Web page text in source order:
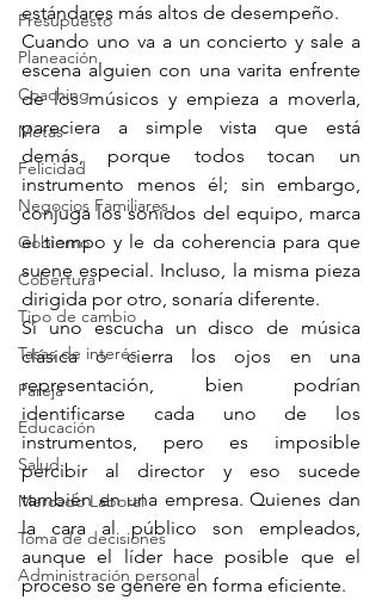
Presupuesto
Planeación
Coaching
Metas
Felicidad
Negocios Familiares
Gobierno
Cobertura
Tipo de cambio
Tasas de interés
Pareja
Educación
Salud
Mercado Laboral
Toma de decisiones
Administración personal
estándares más altos de desempeño.
Cuando uno va a un concierto y sale a
escena alguien con una varita enfrente
de los músicos y empieza a moverla,
pareciera a simple vista que está
demás, porque todos tocan un
instrumento menos él; sin embargo,
conjuga los sonidos del equipo, marca
el tiempo y le da coherencia para que
suene especial. Incluso, la misma pieza
dirigida por otro, sonaría diferente.
Si uno escucha un disco de música
clásica o cierra los ojos en una
representación, bien podrían
identificarse cada uno de los
instrumentos, pero es imposible
percibir al director y eso sucede
también en una empresa. Quienes dan
la cara al público son empleados,
aunque el líder hace posible que el
proceso se genere en forma eficiente.